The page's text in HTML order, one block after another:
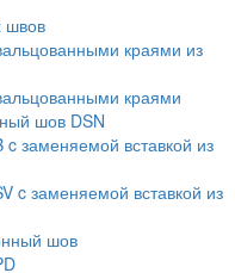
швов
краями из
краями
шов DSN
заменяемой вставкой из
заменяемой вставкой из
шов